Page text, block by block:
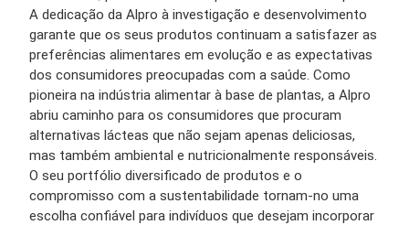
A dedicação da Alpro à investigação e desenvolvimento
garante que os seus produtos continuam a satisfazer as
preferências alimentares em evolução e as expectativas
dos consumidores preocupadas com a saúde. Como
pioneira na indústria alimentar à base de plantas, a Alpro
abriu caminho para os consumidores que procuram
alternativas lácteas que não sejam apenas deliciosas,
mas também ambiental e nutricionalmente responsáveis.
O seu portfólio diversificado de produtos e o
compromisso com a sustentabilidade tornam-no uma
escolha confiável para indivíduos que desejam incorporar